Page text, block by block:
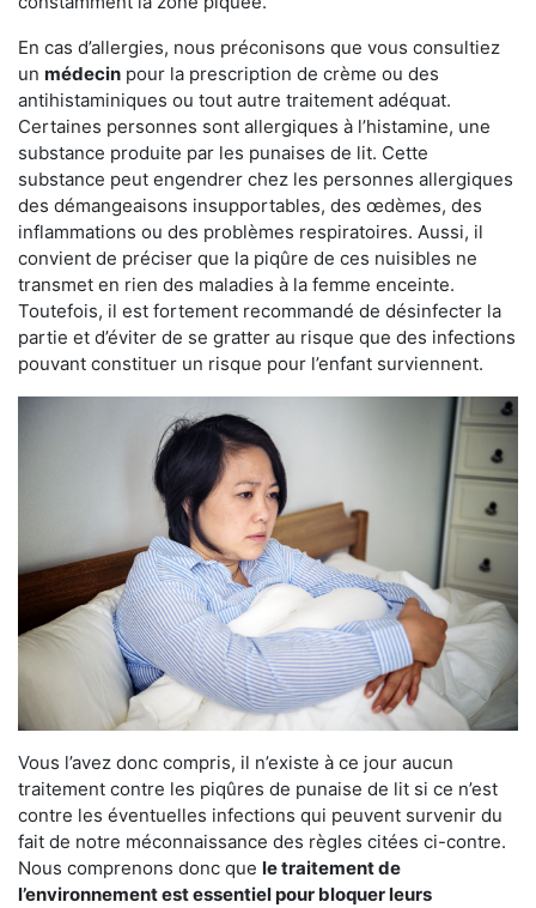
En cas d’allergies, nous préconisons que vous consultiez
un médecin pour la prescription de crème ou des
antihistaminiques ou tout autre traitement adéquat.
Certaines personnes sont allergiques à l’histamine, une
substance produite par les punaises de lit. Cette
substance peut engendrer chez les personnes allergiques
des démangeaisons insupportables, des œdèmes, des
inflammations ou des problèmes respiratoires. Aussi, il
convient de préciser que la piqûre de ces nuisibles ne
transmet en rien des maladies à la femme enceinte.
Toutefois, il est fortement recommandé de désinfecter la
partie et d’éviter de se gratter au risque que des infections
pouvant constituer un risque pour l’enfant surviennent.
Vous l’avez donc compris, il n’existe à ce jour aucun
traitement contre les piqûres de punaise de lit si ce n’est
contre les éventuelles infections qui peuvent survenir du
fait de notre méconnaissance des règles citées ci-contre.
Nous comprenons donc que le traitement de
l’environnement est essentiel pour bloquer leurs